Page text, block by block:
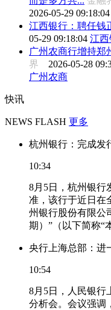
2026-05-29 09:18:04
江西银行：聘任钱
05-29 09:18:04 江
广州农商行增持郑
界 2026-05-28
广州农商
快讯
NEWS FLASH 更多
杭州银行：完成发
10:34
8月5日，杭州银行
准，该行于近日在
州银行股份有限公
期）”（以下简称“
央行上海总部：进
10:54
8月5日，人民银行
分析会。会议强调